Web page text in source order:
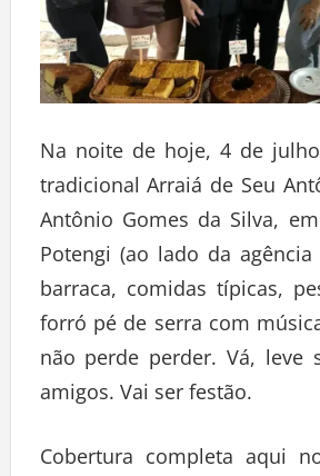
Na noite de hoje, 4 de
tradicional Arraiá de Seu
Antônio Gomes da Silva,
Potengi (ao lado da agência
barraca, comidas típicas,
forró pé de serra com
não perde perder. Vá, leve
amigos. Vai ser festão.
Cobertura completa aqui